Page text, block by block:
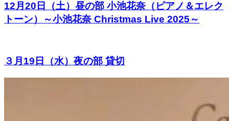
12月20日（土）昼の部 小池花奈（ピアノ＆エレク
トーン）～小池花奈 Christmas Live 2025～
３月19日（水）夜の部 貸切